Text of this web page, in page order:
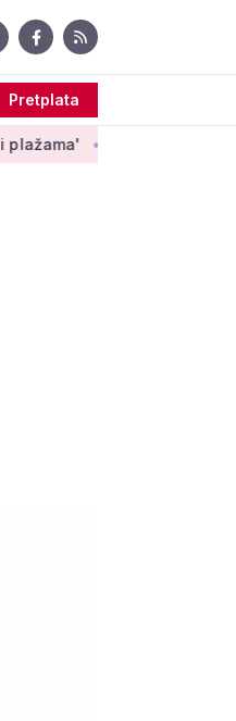
Pretplata
Mirovine branitelja: Dijele se